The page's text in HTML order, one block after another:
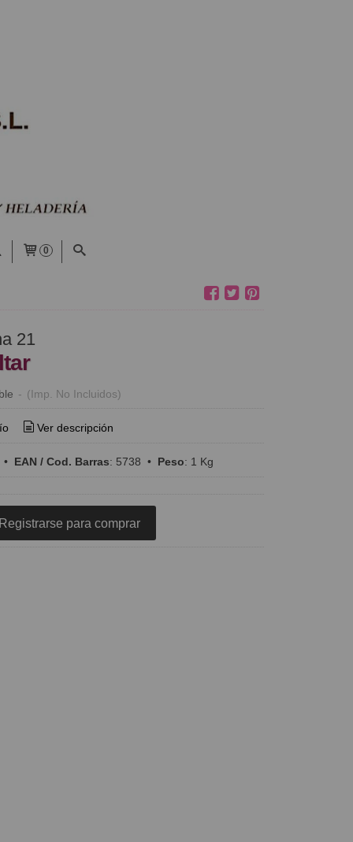
0
21
- (Imp. No Incluidos)
Ver descripción
EAN / Cod. Barras: 5738 • Peso: 1 Kg
Registrarse para comprar